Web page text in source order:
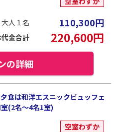
大人１名 110,300円
金合計 220,600円
の詳細
食は和洋エスニックビュッフェ
(2名～4名1室)
空室わずか